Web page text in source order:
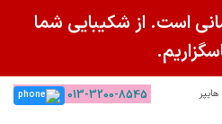
013-3200-8545
است. از شکیبایی شما